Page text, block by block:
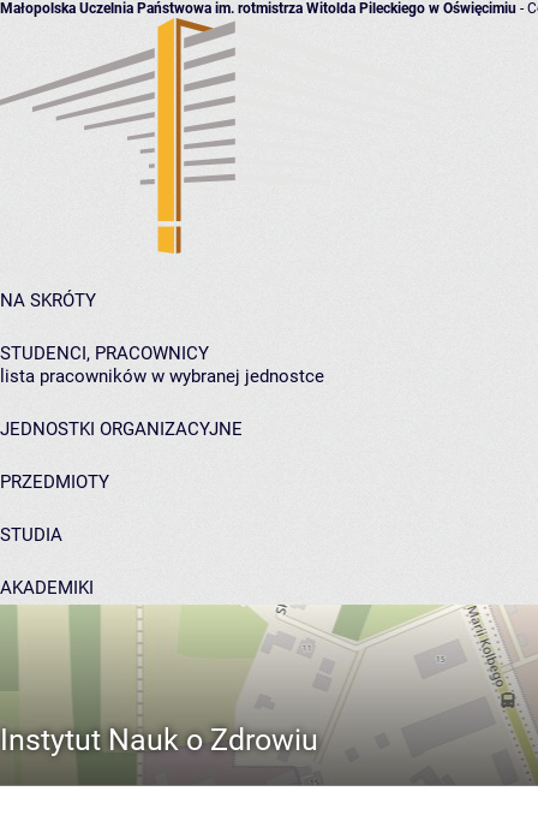
Małopolska Uczelnia Państwowa im. rotmistrza Witolda Pileckiego w Oświęcimiu -
NA SKRÓTY
STUDENCI, PRACOWNICY
lista pracowników w wybranej jednostce
JEDNOSTKI ORGANIZACYJNE
PRZEDMIOTY
STUDIA
AKADEMIKI
Instytut Nauk o Zdrowiu